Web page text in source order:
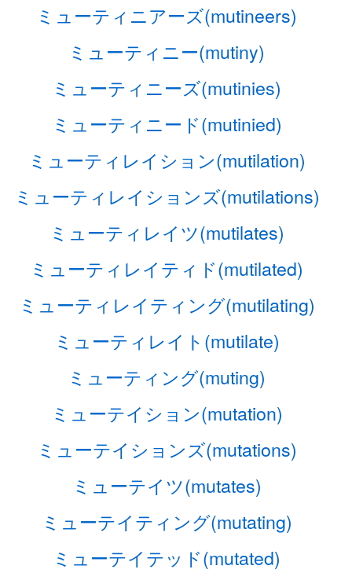
ミューティニアーズ(mutineers)
ミューティニー(mutiny)
ミューティニーズ(mutinies)
ミューティニード(mutinied)
ミューティレイション(mutilation)
ミューティレイションズ(mutilations)
ミューティレイツ(mutilates)
ミューティレイティド(mutilated)
ミューティレイティング(mutilating)
ミューティレイト(mutilate)
ミューティング(muting)
ミューテイション(mutation)
ミューテイションズ(mutations)
ミューテイツ(mutates)
ミューテイティング(mutating)
ミューテイテッド(mutated)